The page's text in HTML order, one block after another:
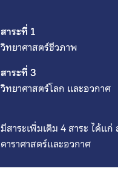
สาระที่ 1
วิทยาศาสตร์ชีวภาพ
สาระที่ 3
วิทยาศาสตร์โลก และอวกาศ
มีสาระเพิ่มเติม 4 สาระ ได้แ
ดาราศาสตร์และอวกาศ